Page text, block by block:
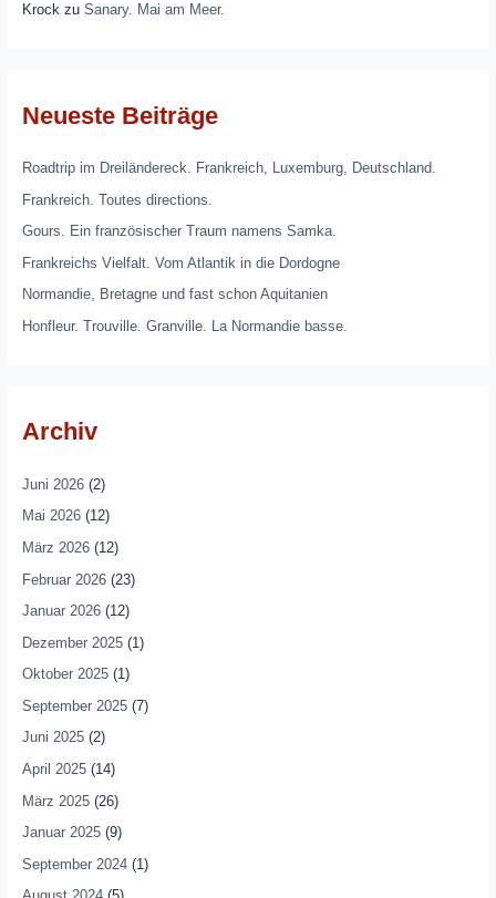
Krockzu Sanary. Mai am Meer.
Neueste Beiträge
Roadtrip im Dreiländereck. Frankreich, Luxemburg, Deutschland.
Frankreich. Toutes directions.
Gours. Ein französischer Traum namens Samka.
Frankreichs Vielfalt. Vom Atlantik in die Dordogne
Normandie, Bretagne und fast schon Aquitanien
Honfleur. Trouville. Granville. La Normandie basse.
Archiv
Juni 2026(2)
Mai 2026(12)
März 2026(12)
Februar 2026(23)
Januar 2026(12)
Dezember 2025(1)
Oktober 2025(1)
September 2025(7)
Juni 2025(2)
April 2025(14)
März 2025(26)
Januar 2025(9)
September 2024(1)